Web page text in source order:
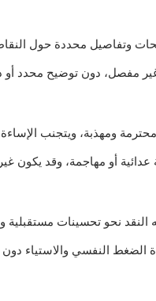
وتفاصيل محددة حول
مفصل، دون توضيح محدد أو
ومهذبة، ويتجنب
أو مهاجمة، وقد يكون
نحو تحسينات مستقبلية
الضغط النفسي والاستياء